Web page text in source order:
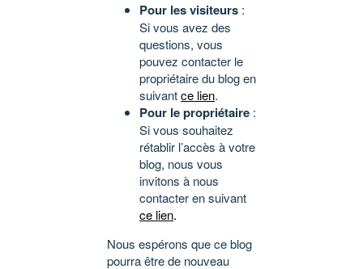
Pour les visiteurs :
Si vous avez des
questions, vous
pouvez contacter le
propriétaire du blog en
suivantce lien.
Pour le propriétaire :
Si vous souhaitez
rétablir l’accès à votre
blog, nous vous
invitons à nous
contacter en suivant
ce lien.
Nous espérons que ce blog
pourra être de nouveau